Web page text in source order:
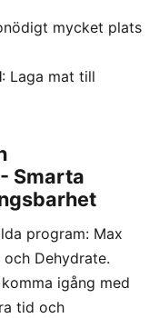
mycket plats
: Laga mat till
Smarta
program: Max
och Dehydrate.
igång med
tid och